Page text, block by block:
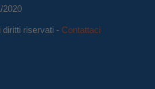
2020
diritti riservati - Contattaci